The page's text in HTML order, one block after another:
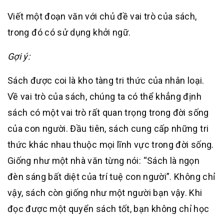
Viết một đoạn văn với chủ đề vai trò của sách,
trong đó có sử dụng khởi ngữ.
Gợi ý:
Sách được coi là kho tàng tri thức của nhân loại.
Về vai trò của sách, chúng ta có thể khẳng định
sách có một vai trò rất quan trọng trong đời sống
của con người. Đầu tiên, sách cung cấp những tri
thức khác nhau thuộc mọi lĩnh vực trong đời sống.
Giống như một nhà văn từng nói: “Sách là ngọn
đèn sáng bất diệt của trí tuệ con người”. Không chỉ
vậy, sách còn giống như một người bạn vậy. Khi
đọc được một quyển sách tốt, bạn không chỉ học